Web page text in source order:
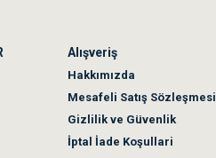
Alışveriş
Hakkımızda
Mesafeli Satış Sözleşmesi
Gizlilik ve Güvenlik
İptal İade Koşullari